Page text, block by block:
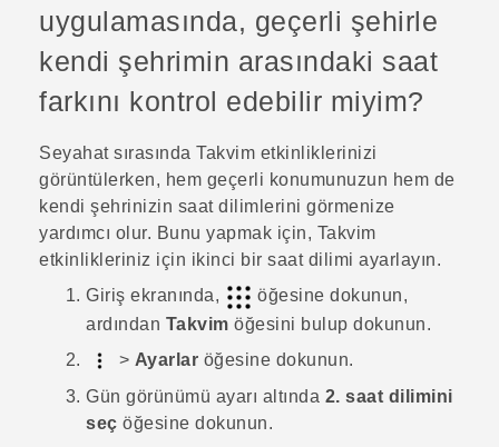
uygulamasında, geçerli şehirle
kendi şehrimin arasındaki saat
farkını kontrol edebilir miyim?
Seyahat sırasında Takvim etkinliklerinizi
görüntülerken, hem geçerli konumunuzun hem de
kendi şehrinizin saat dilimlerini görmenize
yardımcı olur. Bunu yapmak için, Takvim
etkinlikleriniz için ikinci bir saat dilimi ayarlayın.
Giriş ekranında,
öğesine dokunun,
ardından Takvim öğesini bulup dokunun.
> Ayarlar öğesine dokunun.
Gün görünümü ayarı altında 2. saat dilimini
seç öğesine dokunun.